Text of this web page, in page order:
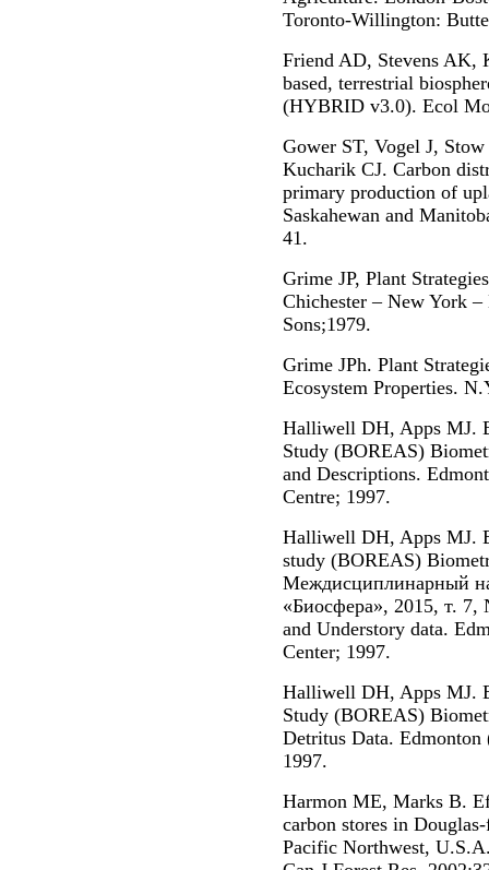
Toronto-Willington:
Friend AD, Stevens AK,
based, terrestrial
(HYBRID v3.0). Ecol
Gower ST, Vogel J,
Kucharik CJ. Carbon
primary production of
Saskahewan and
41.
Grime JP, Plant
Chichester – New York
Sons;1979.
Grime JPh. Plant
Ecosystem Properties.
Halliwell DH, Apps MJ.
Study (BOREAS)
and Descriptions.
Centre; 1997.
Halliwell DH, Apps MJ.
study (BOREAS)
Междисциплинарный
«Биосфера», 2015, т.
and Understory data.
Center; 1997.
Halliwell DH, Apps MJ.
Study (BOREAS)
Detritus Data.
1997.
Harmon ME, Marks B.
carbon stores in
Pacific Northwest,